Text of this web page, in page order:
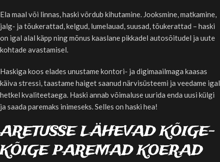
Ela maal või linnas, haski võrdub kihutamine. Jooksmine, matkamine,
jalg- ja tõukerattad, kelgud, lumelauad, suusad, tõukerattad – haski
on igal alal käpp ning mõnus kaaslane pikkadel autosõitudel ja uute
kohtade avastamisel.
Haskiga koos elades unustame kontori- ja digimaailmaga kaasas
käiva stressi, taastame haiget saanud närvisüsteemi ja veedame igal
hetkel kvaliteetaega. Haski annab võimaluse uurida enda uusi külgi
ja saada paremaks inimeseks. Selles on haski hea!
ARETUSSE LÄHEVAD KÕIGE-
KÕIGE PAREMAD KOERAD